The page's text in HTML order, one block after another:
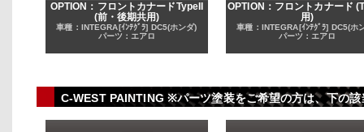
OPTION：フロントカナードTypeII
(前・後期共用)
車種：INTEGRA[ｲﾝﾃｸﾞﾗ] DC5(ホンダ)
パーツ：エアロ
OPTION：フロントカナード
用)
車種：INTEGRA[ｲﾝﾃｸﾞﾗ] DC5(ホ
パーツ：エアロ
C-WEST PAINTING ※パーツ塗装をご希望の方は、下の